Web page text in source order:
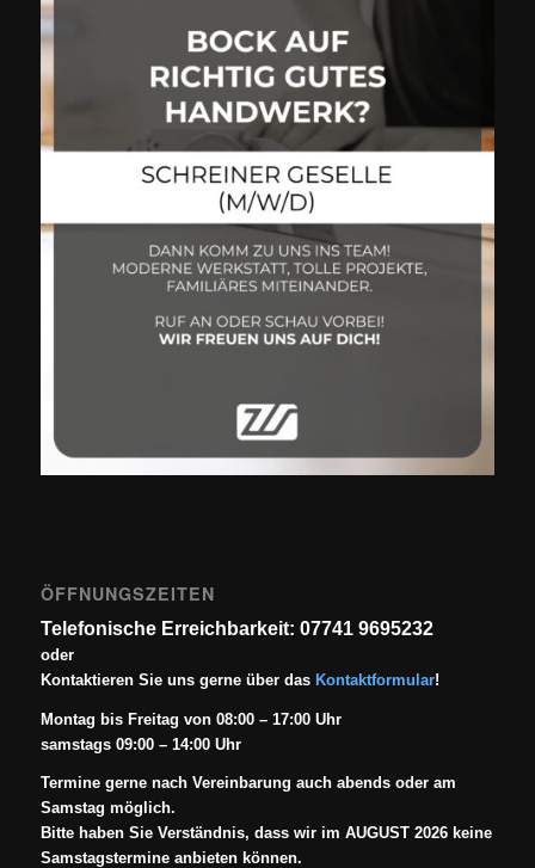
ÖFFNUNGSZEITEN
Telefonische Erreichbarkeit: 07741 9695232
oder
Kontaktieren Sie uns gerne über das Kontaktformular!
Montag bis Freitag von 08:00 – 17:00 Uhr
samstags 09:00 – 14:00 Uhr
Termine gerne nach Vereinbarung auch abends oder am
Samstag möglich.
Bitte haben Sie Verständnis, dass wir im AUGUST 2026 keine
Samstagstermine anbieten können.